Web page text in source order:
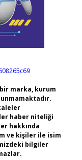
marka, kurum
haber niteliği
hakkında
ve kişiler ile isim
bilgiler